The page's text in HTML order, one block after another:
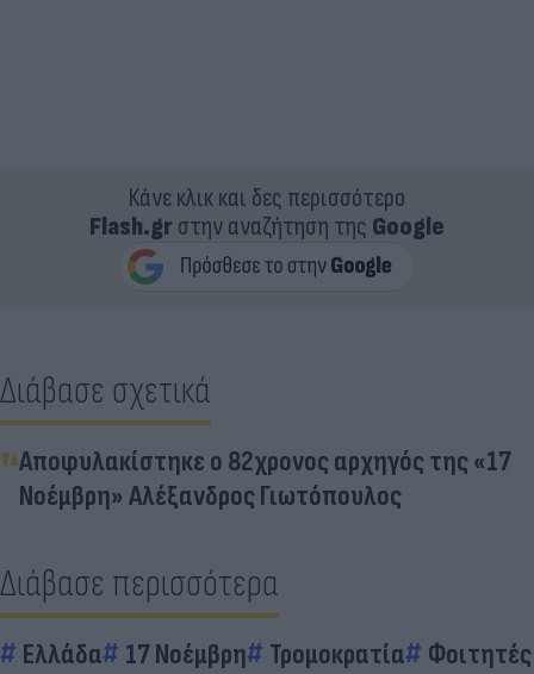
Κάνε κλικ και δες περισσότερο
Flash.grστην αναζήτηση της Google
Διάβασε σχετικά
Αποφυλακίστηκε ο 82χρονος αρχηγός της «17
Νοέμβρη» Αλέξανδρος Γιωτόπουλος
Διάβασε περισσότερα
Ελλάδα 17 Νοέμβρη Τρομοκρατία Φοιτητές